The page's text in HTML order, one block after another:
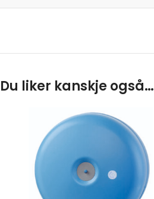
Du liker kanskje også…